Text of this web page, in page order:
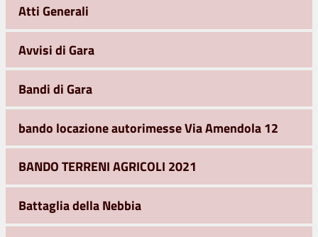
Atti Generali
Avvisi di Gara
Bandi di Gara
bando locazione autorimesse Via Amendola 12
BANDO TERRENI AGRICOLI 2021
Battaglia della Nebbia